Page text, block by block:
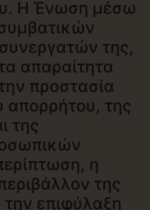
Η Ένωση μέσω
της,
απαραίτητα
προστασία
απορρήτου, της
της
η
της
την επιφύλαξη